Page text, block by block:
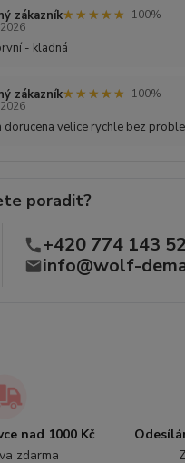
zákazník★★★★★
★★★★★
100%
- kladná
zákazník★★★★★
★★★★★
100%
dorucena velice rychle bez
poradit?
+420 774 143
info@wolf-
nad 1000 Kč
zdarma